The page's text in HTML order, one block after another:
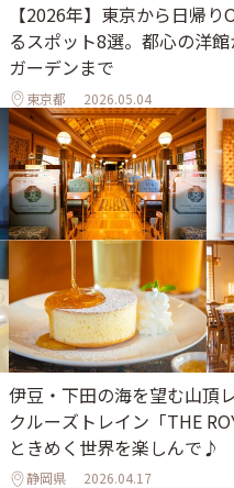
【2026年】東京から日帰
るスポット8選。都心の洋
ガーデンまで
東京都 2026.05.04
伊豆・下田の海を望む山頂
クルーズトレイン「THE
ときめく世界を楽しんで♪
静岡県 2026.04.17